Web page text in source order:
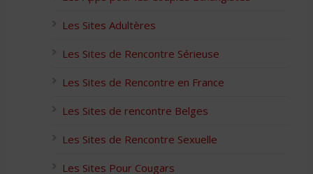
Les Sites Adultères
Les Sites de Rencontre Sérieuse
Les Sites de Rencontre en France
Les Sites de rencontre Belges
Les Sites de Rencontre Sexuelle
Les Sites Pour Cougars